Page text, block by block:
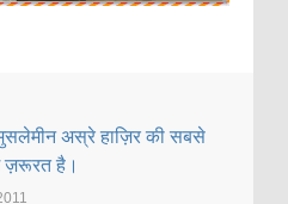
अस्रे हाज़िर की सबसे
है।